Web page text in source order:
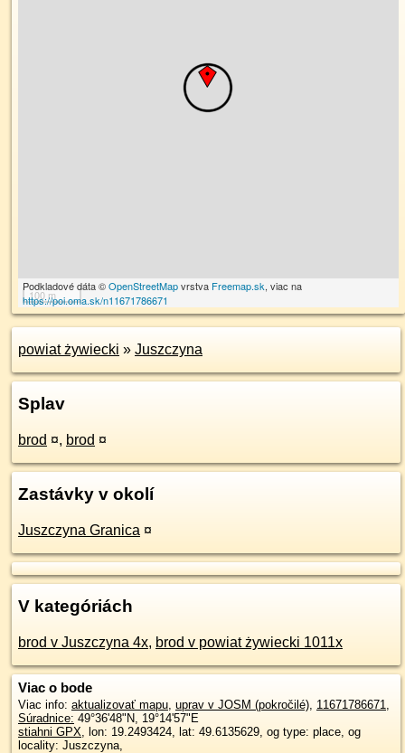
100 m
Podkladové dáta ©OpenStreetMapvrstva Freemap.sk, viac na
https://poi.oma.sk/n11671786671
powiat żywiecki » Juszczyna
Splav
brod ¤, brod ¤
Zastávky v okolí
Juszczyna Granica ¤
V kategóriách
brod v Juszczyna 4x, brod v powiat żywiecki 1011x
Viac o bode
Viac info: aktualizovať mapu, uprav v JOSM (pokročilé), 11671786671,
Súradnice: 49°36'48"N, 19°14'57"E
stiahni GPX, lon: 19.2493424, lat: 49.6135629, og type: place, og
locality: Juszczyna,